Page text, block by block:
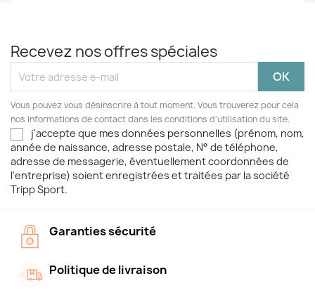
Recevez nos offres spéciales
Vous pouvez vous désinscrire à tout moment. Vous trouverez pour cela
nos informations de contact dans les conditions d'utilisation du site.
j'accepte que mes données personnelles (prénom, nom,
année de naissance, adresse postale, N° de téléphone,
adresse de messagerie, éventuellement coordonnées de
l'entreprise) soient enregistrées et traitées par la société
Tripp Sport.
Garanties sécurité
Politique de livraison